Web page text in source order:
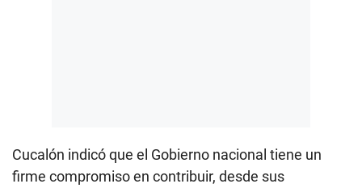
Cucalón indicó que el Gobierno nacional tiene un
firme compromiso en contribuir, desde sus